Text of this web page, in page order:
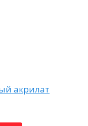
акрилат